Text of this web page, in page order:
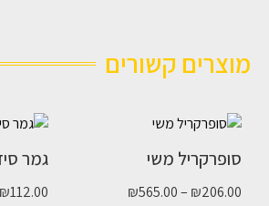
מוצרים קשורים
סופרקריל משי
₪206.00
–
₪565.00
גמר
₪112.00